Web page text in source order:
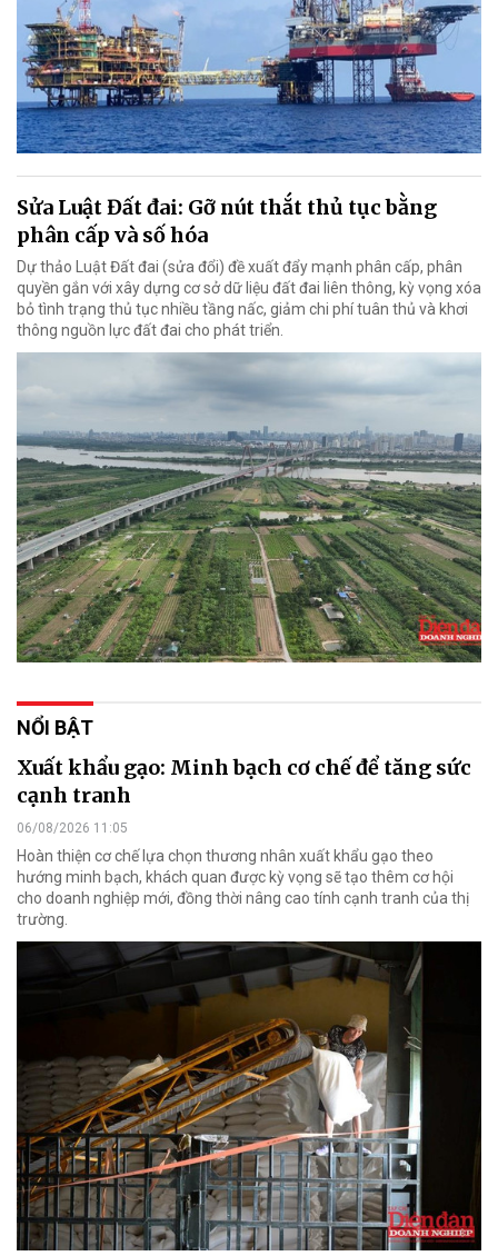
Sửa Luật Đất đai: Gỡ nút thắt thủ tục bằng
phân cấp và số hóa
Dự thảo Luật Đất đai (sửa đổi) đề xuất đẩy mạnh phân cấp, phân
quyền gắn với xây dựng cơ sở dữ liệu đất đai liên thông, kỳ vọng xóa
bỏ tình trạng thủ tục nhiều tầng nấc, giảm chi phí tuân thủ và khơi
thông nguồn lực đất đai cho phát triển.
NỔI BẬT
Xuất khẩu gạo: Minh bạch cơ chế để tăng sức
cạnh tranh
06/08/2026 11:05
Hoàn thiện cơ chế lựa chọn thương nhân xuất khẩu gạo theo
hướng minh bạch, khách quan được kỳ vọng sẽ tạo thêm cơ hội
cho doanh nghiệp mới, đồng thời nâng cao tính cạnh tranh của thị
trường.